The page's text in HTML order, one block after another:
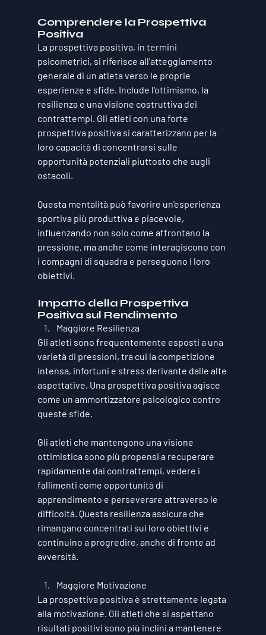
Comprendere la Prospettiva
Positiva
La prospettiva positiva, in termini
psicometrici, si riferisce all'atteggiamento
generale di un atleta verso le proprie
esperienze e sfide. Include l'ottimismo, la
resilienza e una visione costruttiva dei
contrattempi. Gli atleti con una forte
prospettiva positiva si caratterizzano per la
loro capacità di concentrarsi sulle
opportunità potenziali piuttosto che sugli
ostacoli.
Questa mentalità può favorire un'esperienza
sportiva più produttiva e piacevole,
influenzando non solo come affrontano la
pressione, ma anche come interagiscono con
i compagni di squadra e perseguono i loro
obiettivi.
Impatto della Prospettiva
Positiva sul Rendimento
Maggiore Resilienza
Gli atleti sono frequentemente esposti a una
varietà di pressioni, tra cui la competizione
intensa, infortuni e stress derivante dalle alte
aspettative. Una prospettiva positiva agisce
come un ammortizzatore psicologico contro
queste sfide.
Gli atleti che mantengono una visione
ottimistica sono più propensi a recuperare
rapidamente dai contrattempi, vedere i
fallimenti come opportunità di
apprendimento e perseverare attraverso le
difficoltà. Questa resilienza assicura che
rimangano concentrati sui loro obiettivi e
continuino a progredire, anche di fronte ad
avversità.
Maggiore Motivazione
La prospettiva positiva è strettamente legata
alla motivazione. Gli atleti che si aspettano
risultati positivi sono più inclini a mantenere